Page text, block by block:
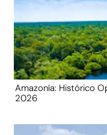
Amazonía: Histórico
2026